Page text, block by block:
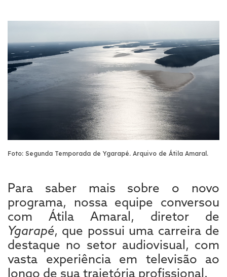
Foto: Segunda Temporada de Ygarapé. Arquivo de Átila Amaral.
Para saber mais sobre o novo
programa, nossa equipe conversou
com Átila Amaral, diretor de
Ygarapé, que possui uma carreira de
destaque no setor audiovisual, com
vasta experiência em televisão ao
longo de sua trajetória profissional.